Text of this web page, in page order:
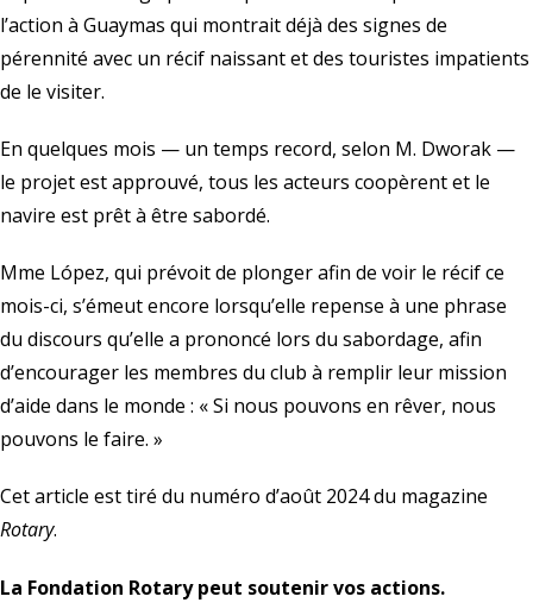
l’action à Guaymas qui montrait déjà des signes de
pérennité avec un récif naissant et des touristes impatients
de le visiter.
En quelques mois — un temps record, selon M. Dworak —
le projet est approuvé, tous les acteurs coopèrent et le
navire est prêt à être sabordé.
Mme López, qui prévoit de plonger afin de voir le récif ce
mois-ci, s’émeut encore lorsqu’elle repense à une phrase
du discours qu’elle a prononcé lors du sabordage, afin
d’encourager les membres du club à remplir leur mission
d’aide dans le monde : « Si nous pouvons en rêver, nous
pouvons le faire. »
Cet article est tiré du numéro d’août 2024 du magazine
Rotary.
La Fondation Rotary peut soutenir vos actions.